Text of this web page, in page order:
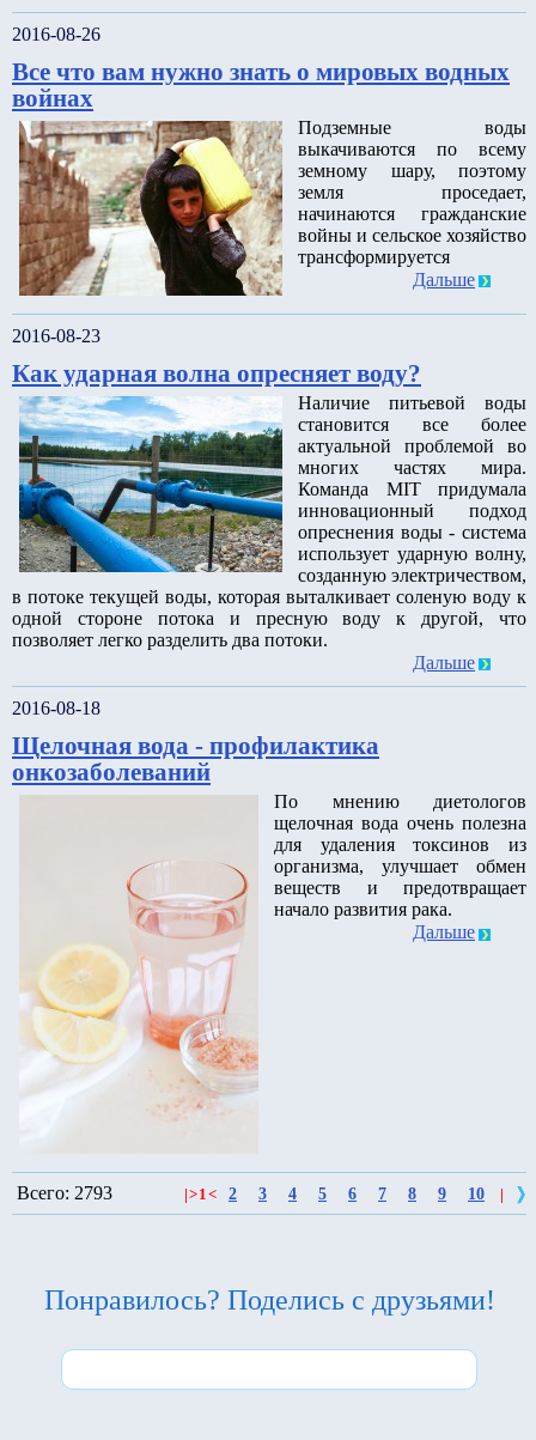
2016-08-26
Все что вам нужно знать о мировых водных
войнах
Подземные воды
выкачиваются по всему
земному шару, поэтому
земля проседает,
начинаются гражданские
войны и сельское хозяйство
трансформируется
Дальше
2016-08-23
Как ударная волна опресняет воду?
Наличие питьевой воды
становится все более
актуальной проблемой во
многих частях мира.
Команда MIT придумала
инновационный подход
опреснения воды - система
использует ударную волну,
созданную электричеством,
в потоке текущей воды, которая выталкивает соленую воду к
одной стороне потока и пресную воду к другой, что
позволяет легко разделить два потоки.
Дальше
2016-08-18
Щелочная вода - профилактика
онкозаболеваний
По мнению диетологов
щелочная вода очень полезна
для удаления токсинов из
организма, улучшает обмен
веществ и предотвращает
начало развития рака.
Дальше
Всего: 2793 >1< 2 3 4 5 6 7 8 9 10
Понравилось? Поделись с друзьями!